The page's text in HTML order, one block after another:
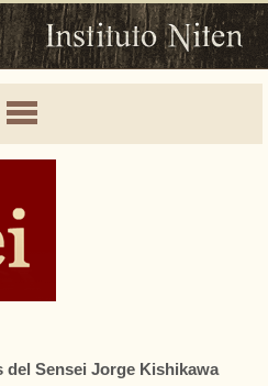
del Sensei Jorge Kishikawa